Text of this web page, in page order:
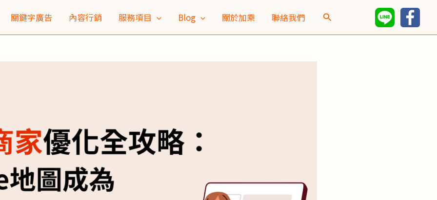
關鍵字廣告 內容行銷 服務項目 Blog 關於加乘 聯絡我們